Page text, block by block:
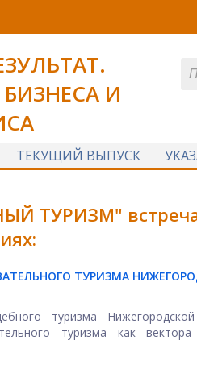
И
ТЕКУЩИЙ ВЫПУСК
ТУРИЗМ"
ТУРИЗМА
туризма
туризма как вектора